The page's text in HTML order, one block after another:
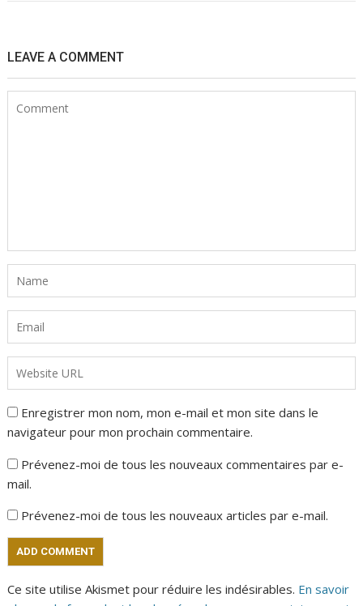
de
l’article
LEAVE A COMMENT
Enregistrer mon nom, mon e-mail et mon site dans le
navigateur pour mon prochain commentaire.
Prévenez-moi de tous les nouveaux commentaires par e-
mail.
Prévenez-moi de tous les nouveaux articles par e-mail.
Ce site utilise Akismet pour réduire les indésirables. En savoir